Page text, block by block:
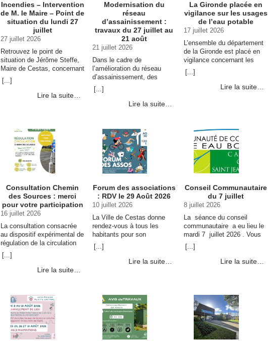
Incendies – Intervention
de M. le Maire – Point de
situation du lundi 27
juillet
27 juillet 2026
Retrouvez le point de
situation de Jérôme Steffe,
Maire de Cestas, concernant
les incendies en cours, les
actions engagées par la Ville
et les consignes à respecter.
Point de situation du lundi
27 juillet →
[...]
Lire la suite…
Modernisation du
réseau
d’assainissement :
travaux du 27 juillet au
21 août
21 juillet 2026
Dans le cadre de
l’amélioration du réseau
d’assainissement, des
travaux de renouvellement
et de réhabilitation des
canalisations d’eaux usées
2026. … Continuer la lecture
de Modernisation du réseau
d’assainissement : travaux
du 27 juillet au 21 août →
[...]
Lire la suite…
La Gironde placée en
vigilance sur les usages
de l’eau potable
17 juillet 2026
L’ensemble du département
de la Gironde est placé en
vigilance concernant les
usages de l’eau potable.
Cette mesure entraine une
réglementation temporaire
usages de l’eau potable →
[...]
Lire la suite…
Consultation Chemin
des Sources : merci
pour votre participation
16 juillet 2026
La consultation consacrée
au dispositif expérimental de
régulation de la circulation
sur le Chemin des Sources
est désormais terminée.
Plus de 300 habitants et
Consultation Chemin des
Sources : merci pour votre
participation →
[...]
Lire la suite…
Forum des associations
: RDV le 29 Août 2026
10 juillet 2026
La Ville de Cestas donne
rendez-vous à tous les
habitants pour son
traditionnel Forum des
associations, qui se tiendra
le samedi 29 août 2026, de
RDV le 29 Août 2026 →
[...]
Lire la suite…
Conseil Communautaire
du 7 juillet
8 juillet 2026
La séance du conseil
communautaire a eu lieu le
mardi 7 juillet 2026 . Vous
pouvez prendre
connaissance des
délibérations adoptées en
[...]
Lire la suite…